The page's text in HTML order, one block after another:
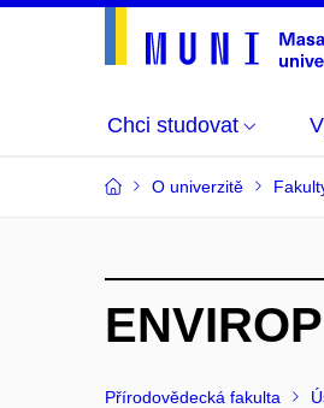
Chci studovat
O univerzitě
ENVIROP
Přírodovědecká fakulta